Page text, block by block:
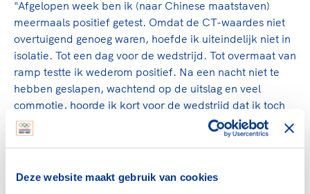
Deze website maakt gebruik van cookies
"Afgelopen week ben ik (naar Chinese maatstaven)
meermaals positief getest. Omdat de CT-waardes niet
overtuigend genoeg waren, hoefde ik uiteindelijk niet in
isolatie. Tot een dag voor de wedstrijd. Tot overmaat van
ramp testte ik wederom positief. Na een nacht niet te
hebben geslapen, wachtend op de uitslag en veel
commotie, hoorde ik kort voor de wedstrijd dat ik toch
mocht starten. De stress voorafgaande aan de wedstrijd
leidde tot paniekaanvallen. Onzeker of ik überhaupt
omgezet en toch gestart. Dan mis je een poortje en is het